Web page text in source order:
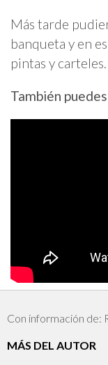
Más tarde
banqueta y en
pintas y carteles.
También
Con información de:
MÁS DEL AUTOR